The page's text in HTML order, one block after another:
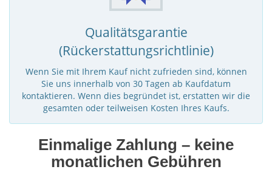
Qualitätsgarantie
(Rückerstattungsrichtlinie)
Wenn Sie mit Ihrem Kauf nicht zufrieden sind, können
Sie uns innerhalb von 30 Tagen ab Kaufdatum
kontaktieren. Wenn dies begründet ist, erstatten wir die
gesamten oder teilweisen Kosten Ihres Kaufs.
Einmalige Zahlung – keine
monatlichen Gebühren